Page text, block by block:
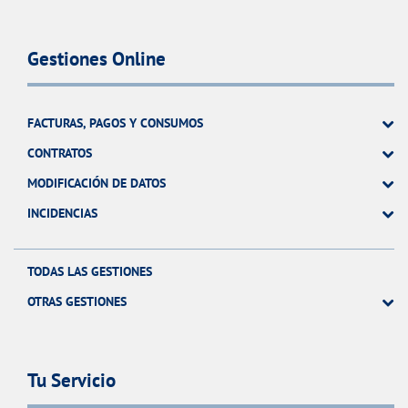
Gestiones Online
FACTURAS, PAGOS Y CONSUMOS
CONTRATOS
MODIFICACIÓN DE DATOS
INCIDENCIAS
TODAS LAS GESTIONES
OTRAS GESTIONES
Tu Servicio